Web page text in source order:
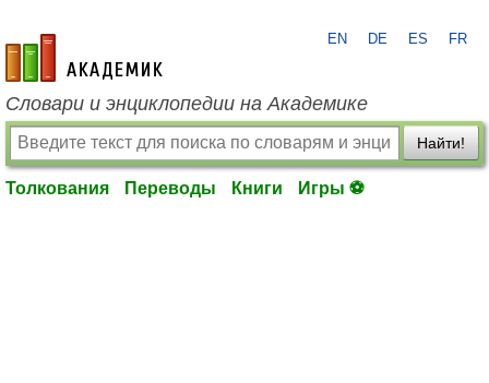
academic.ru
EN DE ES FR
Словари и энциклопедии на Академике
Найти!
Толкования Переводы Книги Игры ⚽